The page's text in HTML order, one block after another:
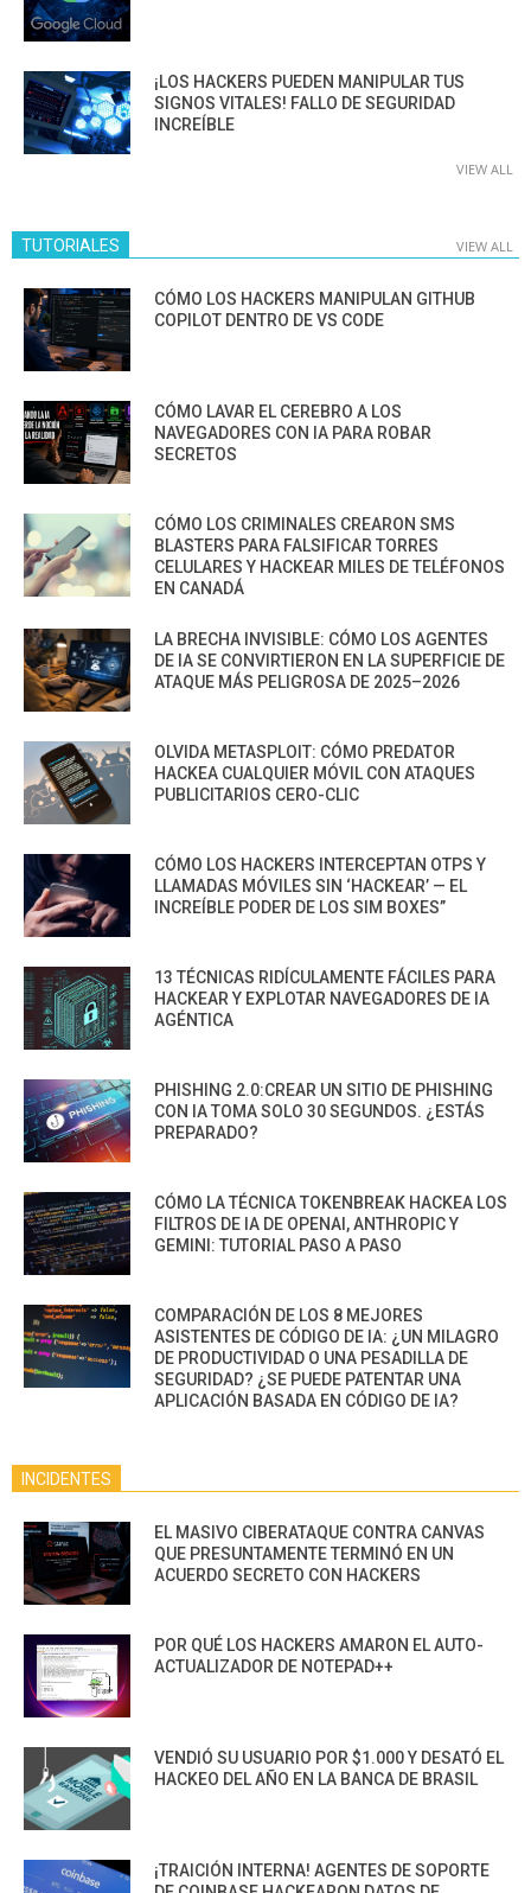
¡LOS HACKERS PUEDEN MANIPULAR TUS
SIGNOS VITALES! FALLO DE SEGURIDAD
INCREÍBLE
VIEW ALL
TUTORIALES VIEW ALL
CÓMO LOS HACKERS MANIPULAN GITHUB
COPILOT DENTRO DE VS CODE
CÓMO LAVAR EL CEREBRO A LOS
NAVEGADORES CON IA PARA ROBAR
SECRETOS
CÓMO LOS CRIMINALES CREARON SMS
BLASTERS PARA FALSIFICAR TORRES
CELULARES Y HACKEAR MILES DE TELÉFONOS
EN CANADÁ
LA BRECHA INVISIBLE: CÓMO LOS AGENTES
DE IA SE CONVIRTIERON EN LA SUPERFICIE DE
ATAQUE MÁS PELIGROSA DE 2025–2026
OLVIDA METASPLOIT: CÓMO PREDATOR
HACKEA CUALQUIER MÓVIL CON ATAQUES
PUBLICITARIOS CERO-CLIC
CÓMO LOS HACKERS INTERCEPTAN OTPS Y
LLAMADAS MÓVILES SIN ‘HACKEAR’ — EL
INCREÍBLE PODER DE LOS SIM BOXES”
13 TÉCNICAS RIDÍCULAMENTE FÁCILES PARA
HACKEAR Y EXPLOTAR NAVEGADORES DE IA
AGÉNTICA
PHISHING 2.0:CREAR UN SITIO DE PHISHING
CON IA TOMA SOLO 30 SEGUNDOS. ¿ESTÁS
PREPARADO?
CÓMO LA TÉCNICA TOKENBREAK HACKEA LOS
FILTROS DE IA DE OPENAI, ANTHROPIC Y
GEMINI: TUTORIAL PASO A PASO
COMPARACIÓN DE LOS 8 MEJORES
ASISTENTES DE CÓDIGO DE IA: ¿UN MILAGRO
DE PRODUCTIVIDAD O UNA PESADILLA DE
SEGURIDAD? ¿SE PUEDE PATENTAR UNA
APLICACIÓN BASADA EN CÓDIGO DE IA?
INCIDENTES
EL MASIVO CIBERATAQUE CONTRA CANVAS
QUE PRESUNTAMENTE TERMINÓ EN UN
ACUERDO SECRETO CON HACKERS
POR QUÉ LOS HACKERS AMARON EL AUTO-
ACTUALIZADOR DE NOTEPAD++
VENDIÓ SU USUARIO POR $1.000 Y DESATÓ EL
HACKEO DEL AÑO EN LA BANCA DE BRASIL
¡TRAICIÓN INTERNA! AGENTES DE SOPORTE